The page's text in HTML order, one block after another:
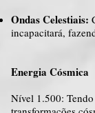
Ondas Celestiais:
incapacitará,
Energia Cósmica
Nível 1.500: